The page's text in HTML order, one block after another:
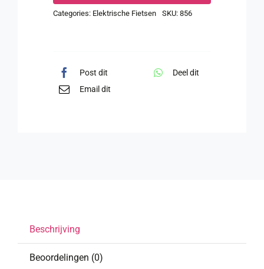
Categories: Elektrische Fietsen SKU: 856
Post dit
Deel dit
Email dit
Beschrijving
Beoordelingen (0)